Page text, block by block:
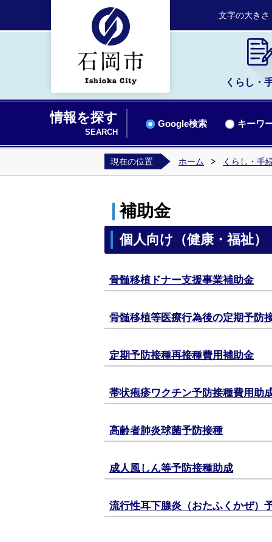
文字の大きさ
くらし・
情報を探す
SEARCH
Google検索 キーワ
現在の位置 ホーム くらし・手
補助金
個人向け（健康・福祉）
骨髄移植ドナー支援事業補助金
骨髄移植等医療行為後の定期予防
定期予防接種再接種費用補助金
帯状疱疹ワクチン予防接種費用助
高齢者肺炎球菌予防接種
成人風しん等予防接種助成
流行性耳下腺炎（おたふくかぜ）